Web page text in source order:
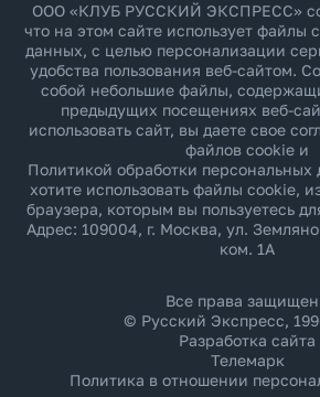
ООО «КЛУБ РУССКИЙ ЭКСПРЕСС»
что на этом сайте использует файлы
данных, с целью персонализации
удобства пользования веб-сайтом.
собой небольшие файлы,
предыдущих посещениях веб-
использовать сайт, вы даете свое
файлов cookie и
Политикой обработки персональных
хотите использовать файлы cookie,
браузера, которым вы пользуетесь
Адрес: 109004, г. Москва, ул.
ком. 1А
Все права
© Русский Экспресс,
Разработка сайта
Телемарк
Политика в отношении